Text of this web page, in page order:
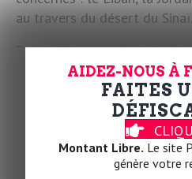
au travers du désert du Sinaï.
Donald Trump entend
projets immobiliers en bord
affaiblir encore et encore
divisant physiquement, en
capacité politique. Il veut les
ancrée dans les paysages,
leur mémoire matérielle,
AIDEZ-NOUS À
FAITES
Montant Libre. Le site
génère votre